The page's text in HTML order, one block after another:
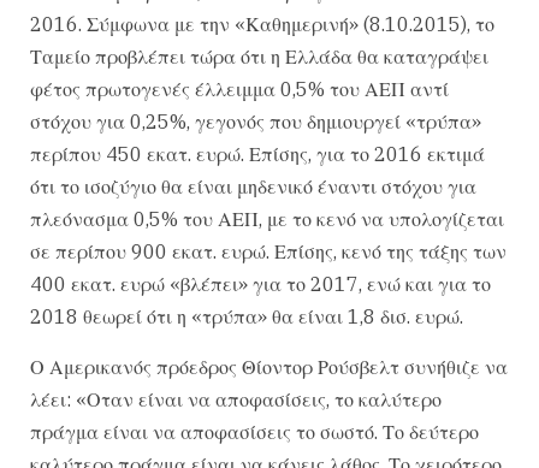
2016. Σύμφωνα με την «Καθημερινή» (8.10.2015), το
Ταμείο προβλέπει τώρα ότι η Ελλάδα θα καταγράψει
φέτος πρωτογενές έλλειμμα 0,5% του ΑΕΠ αντί
στόχου για 0,25%, γεγονός που δημιουργεί «τρύπα»
περίπου 450 εκατ. ευρώ. Επίσης, για το 2016 εκτιμά
ότι το ισοζύγιο θα είναι μηδενικό έναντι στόχου για
πλεόνασμα 0,5% του ΑΕΠ, με το κενό να υπολογίζεται
σε περίπου 900 εκατ. ευρώ. Επίσης, κενό της τάξης των
400 εκατ. ευρώ «βλέπει» για το 2017, ενώ και για το
2018 θεωρεί ότι η «τρύπα» θα είναι 1,8 δισ. ευρώ.
Ο Αμερικανός πρόεδρος Θίοντορ Ρούσβελτ συνήθιζε να
λέει: «Οταν είναι να αποφασίσεις, το καλύτερο
πράγμα είναι να αποφασίσεις το σωστό. Το δεύτερο